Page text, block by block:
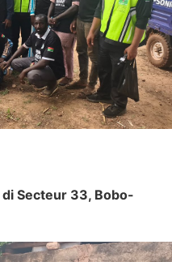
Secteur 33, Bobo-